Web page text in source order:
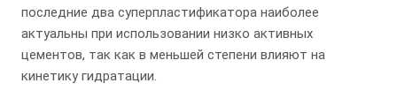
последние два суперпластификатора наиболее
актуальны при использовании низко активных
цементов, так как в меньшей степени влияют на
кинетику гидратации.